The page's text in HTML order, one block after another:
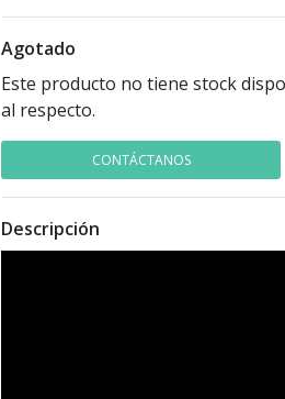
Agotado
Este producto no tiene stock
al respecto.
CONTÁCTANOS
Descripción